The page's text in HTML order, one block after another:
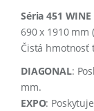
Séria 451 WINE
690 x 1910 mm
Čistá hmotnosť
DIAGONAL:
mm.
EXPO: